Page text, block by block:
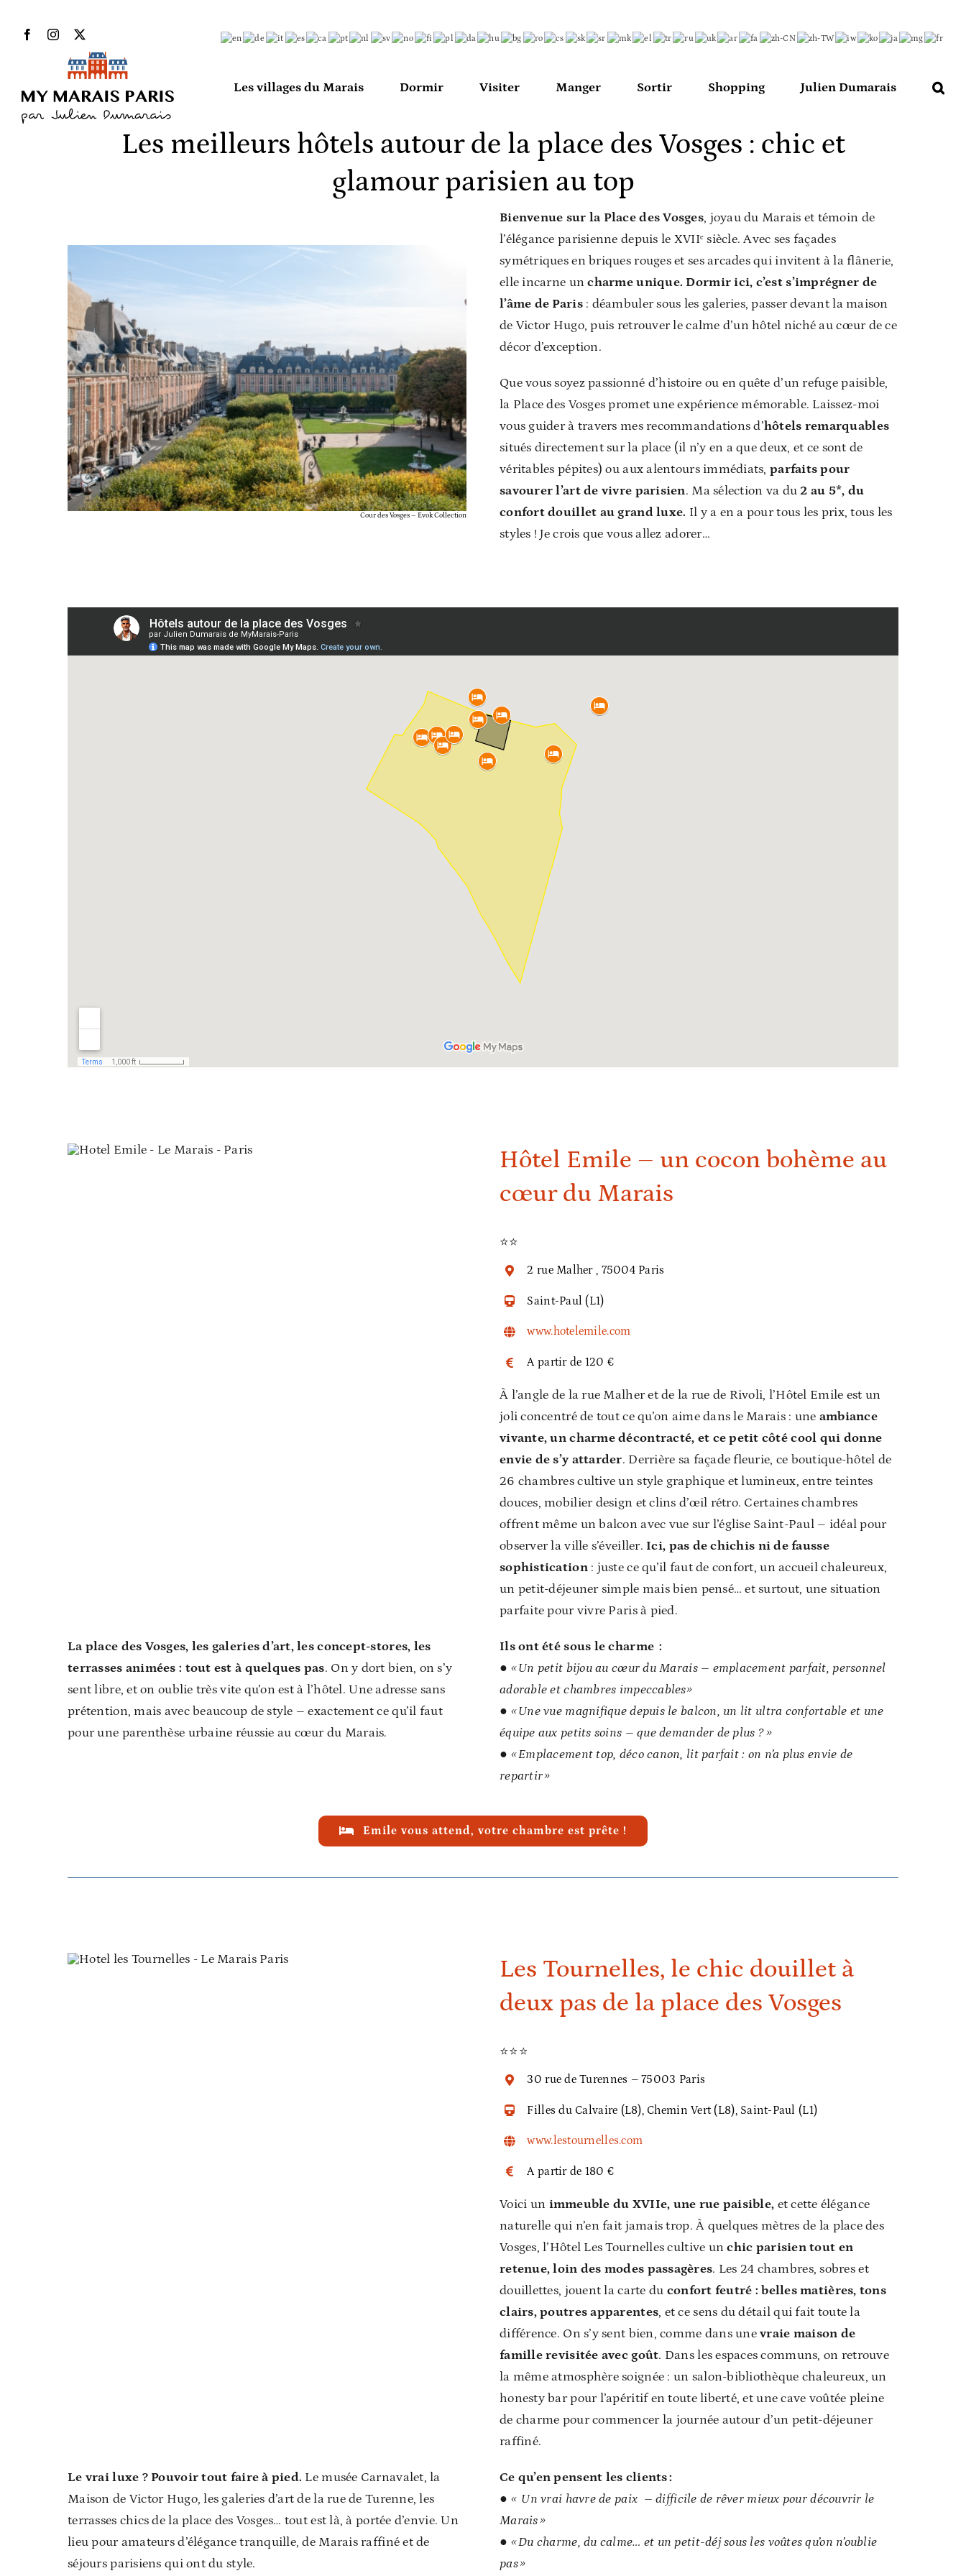
Passer
FacebookInstagram
X
Les villages du Marais Dormir Visiter Manger Sortir Shopping Julien Dumarais
Les meilleurs hôtels autour de la place des Vosges : chic et
glamour parisien au top
Cour des Vosges – Evok Collection
Bienvenue sur la Place des Vosges, joyau du Marais et témoin de
l’élégance parisienne depuis le XVIIᵉ siècle. Avec ses façades
symétriques en briques rouges et ses arcades qui invitent à la flânerie,
elle incarne uncharme unique. Dormir ici, c’est s’imprégner de
l’âme de Paris: déambuler sous les galeries, passer devant la maison
de Victor Hugo, puis retrouver le calme d’un hôtel niché au cœur de ce
décor d’exception.
Que vous soyez passionné d’histoire ou en quête d’un refuge paisible,
la Place des Vosges promet une expérience mémorable. Laissez-moi
vous guider à travers mes recommandations d’hôtels remarquables
situés directement sur la place (il n’y en a que deux, et ce sont de
véritables pépites) ou aux alentours immédiats, parfaits pour
savourer l’art de vivre parisien. Ma sélection va du 2 au 5*, du
confort douillet au grand luxe. Il y a en a pour tous les prix, tous les
styles ! Je crois que vous allez adorer…
Hôtel Emile – un cocon bohème au
cœur du Marais
⭐⭐
2 rue Malher , 75004 Paris
Saint-Paul (L1)
www.hotelemile.com
A partir de 120 €
À l’angle de la rue Malher et de la rue de Rivoli, l’Hôtel Emile est un
joli concentré de tout ce qu’on aime dans le Marais : une ambiance
vivante, un charme décontracté, et ce petit côté cool qui donne
envie de s’y attarder. Derrière sa façade fleurie, ce boutique-hôtel de
26 chambres cultive un style graphique et lumineux, entre teintes
douces, mobilier design et clins d’œil rétro. Certaines chambres
offrent même un balcon avec vue sur l’église Saint-Paul – idéal pour
observer la ville s’éveiller. Ici, pas de chichis ni de fausse
sophistication: juste ce qu’il faut de confort, un accueil chaleureux,
un petit-déjeuner simple mais bien pensé… et surtout, une situation
parfaite pour vivre Paris à pied.
La place des Vosges, les galeries d’art, les concept-stores, les
terrasses animées : tout est à quelques pas. On y dort bien, on s’y
sent libre, et on oublie très vite qu’on est à l’hôtel. Une adresse sans
prétention, mais avec beaucoup de style – exactement ce qu’il faut
pour une parenthèse urbaine réussie au cœur du Marais.
Ils ont été sous le charme :
● « Un petit bijou au cœur du Marais – emplacement parfait, personnel
adorable et chambres impeccables»
● « Une vue magnifique depuis le balcon, un lit ultra confortable et une
équipe aux petits soins – que demander de plus ? »
● « Emplacement top, déco canon, lit parfait : on n’a plus envie de
repartir »
Emile vous attend, votre chambre est prête !
Les Tournelles, le chic douillet à
deux pas de la place des Vosges
⭐⭐⭐
30 rue de Turennes – 75003 Paris
Filles du Calvaire (L8), Chemin Vert (L8), Saint-Paul (L1)
www.lestournelles.com
A partir de 180 €
Voici un immeuble du XVIIe, une rue paisible, et cette élégance
naturelle qui n’en fait jamais trop. À quelques mètres de la place des
Vosges, l’Hôtel Les Tournelles cultive unchic parisien tout en
retenue, loin des modes passagères. Les 24 chambres, sobres et
douillettes, jouent la carte du confort feutré : belles matières, tons
clairs, poutres apparentes, et ce sens du détail qui fait toute la
différence. On s’y sent bien, comme dans unevraie maison de
famille revisitée avec goût. Dans les espaces communs, on retrouve
la même atmosphère soignée : un salon-bibliothèque chaleureux, un
honesty bar pour l’apéritif en toute liberté, et une cave voûtée pleine
de charme pour commencer la journée autour d’un petit-déjeuner
raffiné.
Le vrai luxe ? Pouvoir tout faire à pied. Le musée Carnavalet, la
Maison de Victor Hugo, les galeries d’art de la rue de Turenne, les
terrasses chics de la place des Vosges… tout est là, à portée d’envie. Un
lieu pour amateurs d’élégance tranquille, de Marais raffiné et de
séjours parisiens qui ont du style.
Ce qu’en pensent les clients :
● « Un vrai havre de paix – difficile de rêver mieux pour découvrir le
Marais »
● « Du charme, du calme… et un petit-déj sous les voûtes qu’on n’oublie
pas »